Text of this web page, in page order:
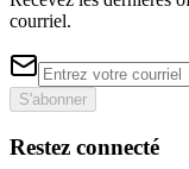
courriel.
S'abonner
Restez connecté